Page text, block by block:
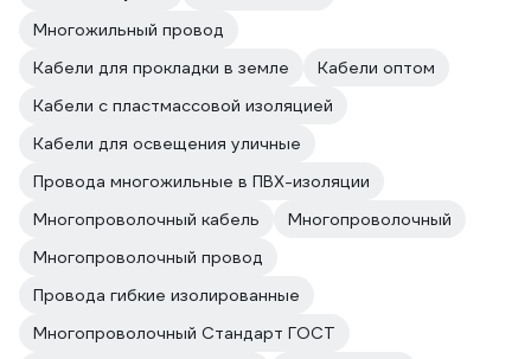
Многожильный провод
Кабели для прокладки в земле
Кабели оптом
Кабели с пластмассовой изоляцией
Кабели для освещения уличные
Провода многожильные в ПВХ-изоляции
Многопроволочный кабель
Многопроволочный
Многопроволочный провод
Провода гибкие изолированные
Многопроволочный Стандарт ГОСТ